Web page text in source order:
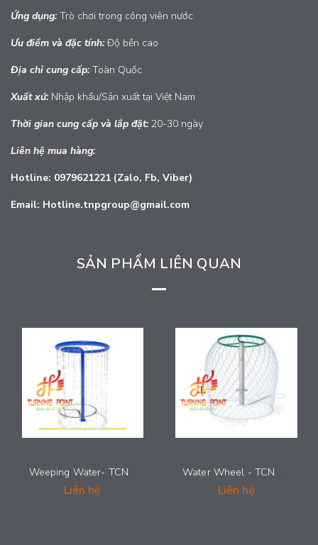
Ứng dụng:Trò chơi trong công viên nước
Ưu điểm và đặc tính:Độ bền cao
Địa chỉ cung cấp:Toàn Quốc
Xuấtxứ:Nhập khẩu/Sản xuất tại Việt Nam
Thời gian cung cấp và lắp đặt:20-30 ngày
Liên hệ mua hàng:
Hotline: 0979621221 (Zalo, Fb, Viber)
Email: Hotline.tnpgroup@gmail.com
SẢN PHẨM LIÊN QUAN
Weeping Water- TCN 0022
Liên hệ
Water Wheel - TCN 0021
Liên hệ